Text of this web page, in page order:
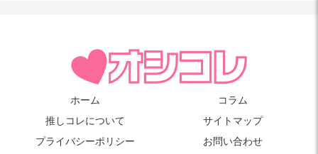
ホーム
コラム
推しコレについて
サイトマップ
プライバシーポリシー
お問い合わせ